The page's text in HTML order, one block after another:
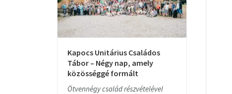
Kapocs Unitárius Családos
Tábor – Négy nap, amely
közösséggé formált
Ötvennégy család részvételével